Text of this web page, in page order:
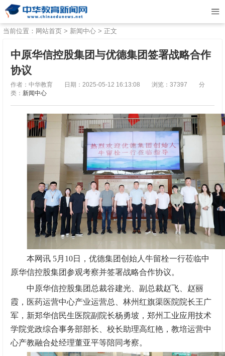
当前位置： 网站首页 > 新闻中心 > 正文
中原华信控股集团与优德集团签署战略合作
协议
作者：中华教育 日期：2025-05-12 16:13:08 浏览：37397
分
类： 新闻中心
本网讯 5月10日，优德集团创始人牛留栓一行莅临中
原华信控股集团参观考察并签署战略合作协议。
中原华信控股集团总裁谷建光、副总裁赵飞、赵丽
霞，医药运营中心产业运营总、林州红旗渠医院院长王广
军，新郑华信民生医院副院长杨勇坡，郑州工业应用技术
学院党政综合事务部部长、校长助理高红艳，教培运营中
心产教融合处经理董亚平等陪同考察。